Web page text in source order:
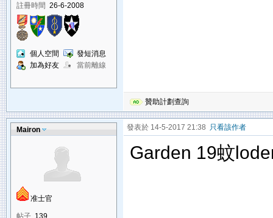
註冊時間 26-6-2008
個人空間
發短消息
加為好友
當前離線
贊助計劃查詢
Mairon
准士官
帖子 139
發表於 14-5-2017 21:38 只看該作者
Garden 19蚊